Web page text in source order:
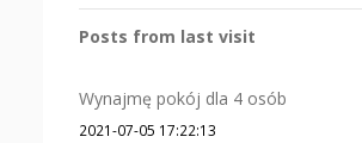
Posts from last visit
Wynajmę pokój dla 4 osób
2021-07-05 17:22:13